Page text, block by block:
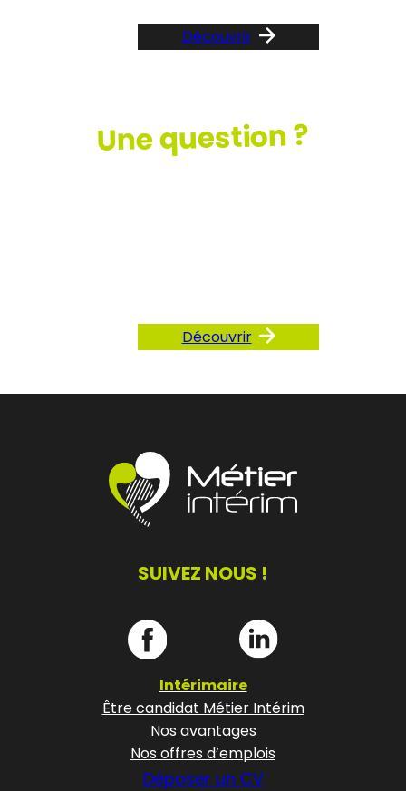
Découvrir
Une question ?
Découvrir
SUIVEZ NOUS !
Intérimaire
Être candidat Métier Intérim
Nos avantages
Nos offres d’emplois
Déposer un CV